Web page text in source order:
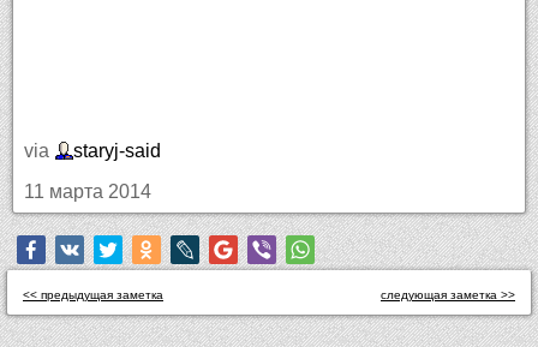
via
staryj-said
11 марта 2014
<< предыдущая заметка следующая заметка >>